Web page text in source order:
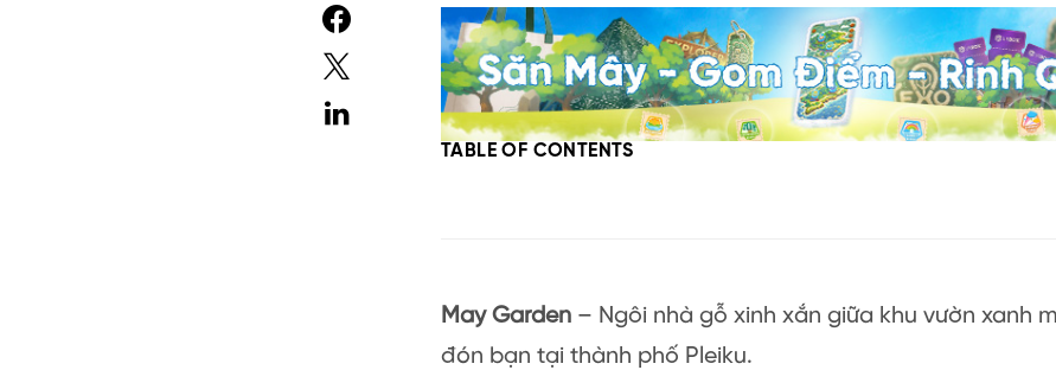
TABLE OF CONTENTS
May Garden – Ngôi nhà gỗ xinh xắn giữa khu vườn xanh
đón bạn tại thành phố Pleiku.